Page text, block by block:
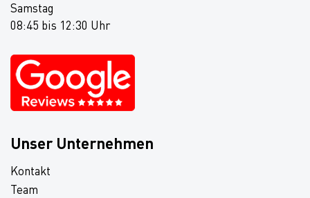
Samstag
08:45 bis 12:30 Uhr
Unser Unternehmen
Kontakt
Team